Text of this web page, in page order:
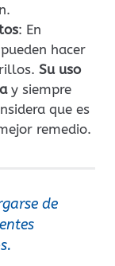
: En
hacer
Su uso
y siempre
que es
remedio.
de